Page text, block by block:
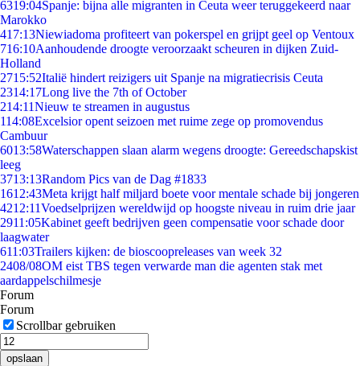
6319:04Spanje: bijna alle migranten in Ceuta weer teruggekeerd naar
Marokko
417:13Niewiadoma profiteert van pokerspel en grijpt geel op Ventoux
716:10Aanhoudende droogte veroorzaakt scheuren in dijken Zuid-
Holland
2715:52Italië hindert reizigers uit Spanje na migratiecrisis Ceuta
2314:17Long live the 7th of October
214:11Nieuw te streamen in augustus
114:08Excelsior opent seizoen met ruime zege op promovendus
Cambuur
6013:58Waterschappen slaan alarm wegens droogte: Gereedschapskist
leeg
3713:13Random Pics van de Dag #1833
1612:43Meta krijgt half miljard boete voor mentale schade bij jongeren
4212:11Voedselprijzen wereldwijd op hoogste niveau in ruim drie jaar
2911:05Kabinet geeft bedrijven geen compensatie voor schade door
laagwater
611:03Trailers kijken: de bioscoopreleases van week 32
2408/08OM eist TBS tegen verwarde man die agenten stak met
aardappelschilmesje
Forum
Forum
Scrollbar gebruiken
opslaan